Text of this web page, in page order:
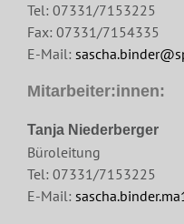
Tel: 07331/7153225
Fax: 07331/7154335
E-Mail:
Mitarbeiter:innen:
Tanja Niederberger
Büroleitung
Tel: 07331/7153225
E-Mail: